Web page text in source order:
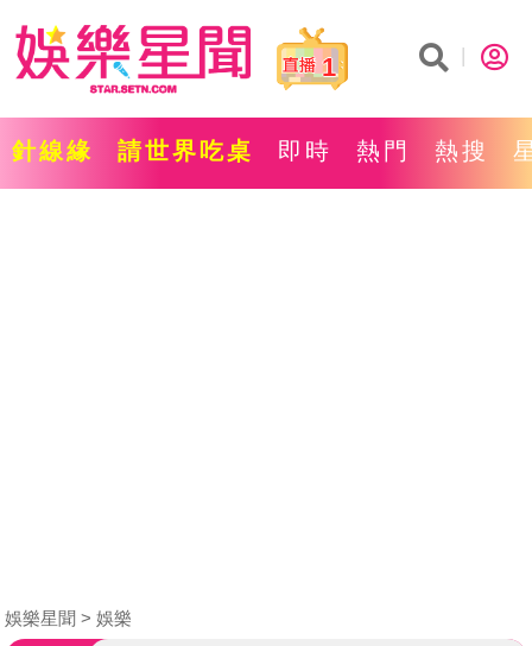
1
針線緣 請世界吃桌 即時 熱門 熱搜
娛樂星聞 娛樂